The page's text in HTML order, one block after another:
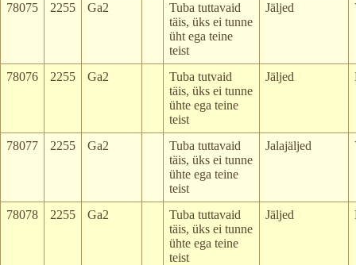
78075 2255 Ga2
Tuba tuttavaid
täis, üks ei tunne
üht ega teine
teist
Jäljed
78076 2255 Ga2
Tuba tutvaid
täis, üks ei tunne
ühte ega teine
teist
Jäljed
78077 2255 Ga2
Tuba tuttavaid
täis, üks ei tunne
ühte ega teine
teist
Jalajäljed
78078 2255 Ga2
Tuba tuttavaid
täis, üks ei tunne
ühte ega teine
teist
Jäljed